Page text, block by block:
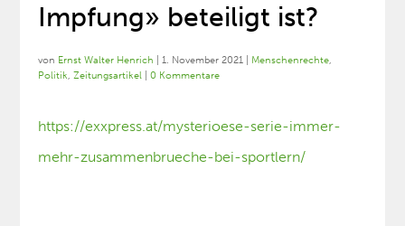
Impfung» beteiligt ist?
von Ernst Walter Henrich |1. November 2021 Menschenrechte,
Politik,Zeitungsartikel |0 Kommentare
https://exxpress.at/mysterioese-serie-immer-
mehr-zusammenbrueche-bei-sportlern/